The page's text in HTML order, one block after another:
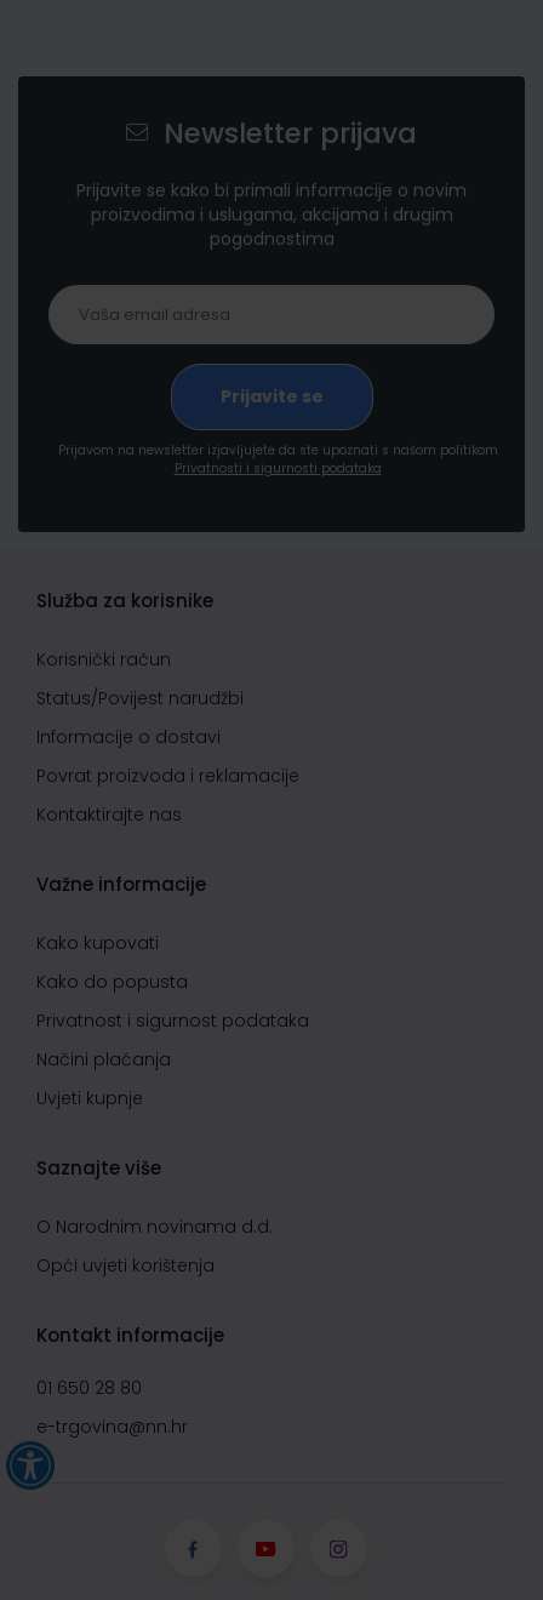
Newsletter prijava
Prijavite se kako bi primali informacije o novim
proizvodima i uslugama, akcijama i drugim
pogodnostima
Prijavom na newsletter izjavljujete da ste upoznati s našom politikom
Privatnosti i sigurnosti podataka
Služba za korisnike
Korisnički račun
Status/Povijest narudžbi
Informacije o dostavi
Povrat proizvoda i reklamacije
Kontaktirajte nas
Važne informacije
Kako kupovati
Kako do popusta
Privatnost i sigurnost podataka
Načini plaćanja
Uvjeti kupnje
Saznajte više
O Narodnim novinama d.d.
Opći uvjeti korištenja
Kontakt informacije
01 650 28 80
e-trgovina@nn.hr